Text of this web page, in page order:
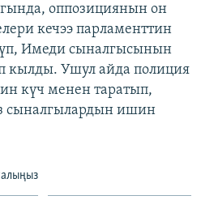
оппозициянын он
кечээ парламенттин
Имеди сыналгысынын
кылды. Ушул айда полиция
күч менен таратып,
сыналгылардын ишин